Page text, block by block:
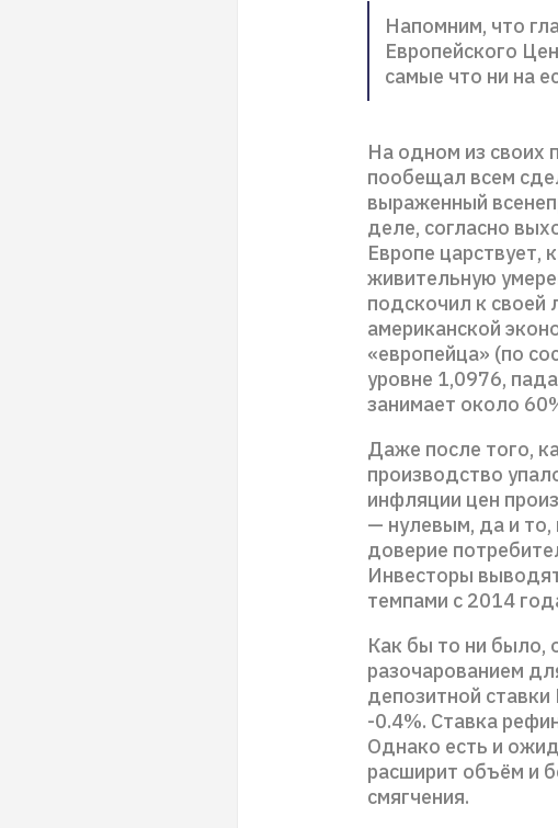
Напомним, что
Eвропейского
самые что ни на
На одном из своих
пообещал всем
выраженный
деле, согласно
Европе
живительную
подскочил к своей
американской
«европейца» (по
уровне 1,0976,
занимает около
Даже после того,
производство
инфляции цен
— нулевым, да и то,
доверие
Инвесторы
темпами с 2014
Как бы то ни было,
разочарованием
депозитной
-0.4%. Ставка
Однако есть и
расширит объём и
смягчения.